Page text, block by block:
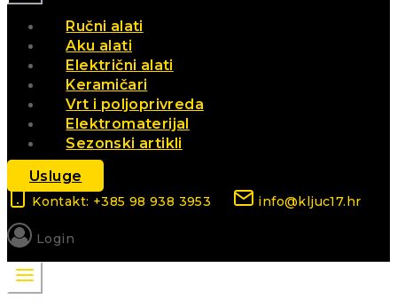
Ručni alati
Aku alati
Električni alati
Keramičari
Vrt i poljoprivreda
Elektromaterijal
Sezonski artikli
Usluge
Kontakt: +385 98 938 3953 info@kljuc17.hr
Login